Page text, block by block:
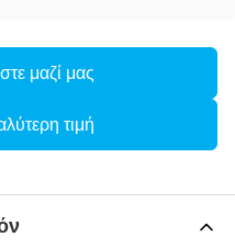
μαζί μας
τιμή